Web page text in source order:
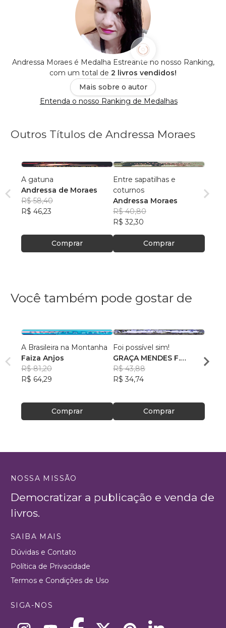
Andressa Moraes é Medalha Estreante no nosso Ranking,
com um total de 2 livros vendidos!
Mais sobre o autor
Entenda o nosso Ranking de Medalhas
Outros Títulos de Andressa Moraes
A gatuna
Andressa de Moraes
R$ 58,40
R$ 46,23
Comprar
Entre sapatilhas e
coturnos
Andressa Moraes
R$ 40,80
R$ 32,30
Comprar
Você também pode gostar de
A Brasileira na Montanha
Faiza Anjos
R$ 81,20
R$ 64,29
Comprar
Foi possível sim!
GRAÇA MENDES F.
BASTOS
R$ 43,88
R$ 34,74
Comprar
Ana
R$
NOSSA MISSÃO
Democratizar a publicação e venda de
livros.
SAIBA MAIS
Dúvidas e Contato
Política de Privacidade
Termos e Condições de Uso
SIGA-NOS